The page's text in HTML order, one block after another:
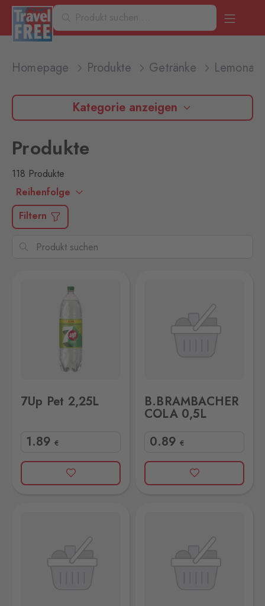
Homepage Produkte Getränke
Kategorie anzeigen
Produkte
118 Produkte
Reihenfolge
Filtern
7Up Pet 2,25L
1.89 €
B.BRAMBACHER
COLA 0,5L
0.89 €